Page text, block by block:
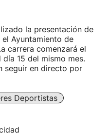
la presentación de
Ayuntamiento de
carrera comenzará el
15 del mismo mes.
seguir en directo por
Deportistas